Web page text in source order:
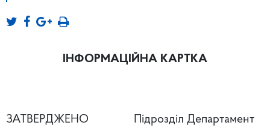
ІНФОРМАЦІЙНА КАРТКА
ЗАТВЕРДЖЕНО
Підрозділ Департамент